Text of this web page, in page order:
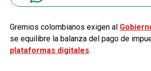
Gremios colombianos exigen al
se equilibre la balanza del pago de
plataformas digitales.